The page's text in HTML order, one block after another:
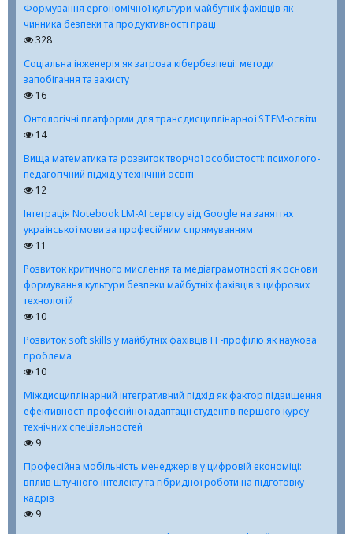
Формування ергономічної культури майбутніх фахівців як
чинника безпеки та продуктивності праці
328
Соціальна інженерія як загроза кібербезпеці: методи
запобігання та захисту
16
Онтологічні платформи для трансдисциплінарної STEM-освіти
14
Вища математика та розвиток творчої особистості: психолого-
педагогічний підхід у технічній освіті
12
Інтеграція Notebook LM-АІ сервісу від Google на заняттях
української мови за професійним спрямуванням
11
Розвиток критичного мислення та медіаграмотності як основи
формування культури безпеки майбутніх фахівців з цифрових
технологій
10
Розвиток soft skills у майбутніх фахівців ІТ-профілю як наукова
проблема
10
Міждисциплінарний інтегративний підхід як фактор підвищення
ефективності професійної адаптації студентів першого курсу
технічних спеціальностей
9
Професійна мобільність менеджерів у цифровій економіці:
вплив штучного інтелекту та гібридної роботи на підготовку
кадрів
9